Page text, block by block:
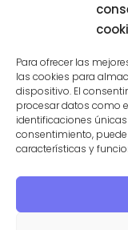
Para ofrecer las
las cookies para
dispositivo. El
procesar datos como
identificaciones únicas
consentimiento,
características y
PROGRAMA KIT